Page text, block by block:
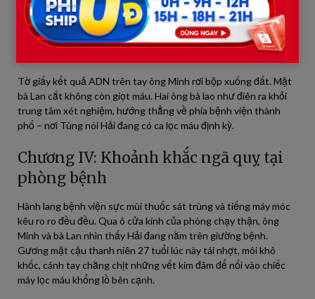
mà cậu ấy để quên ở văn phòng… Hải… Hải bị suy thận mạn giai
đoạn cuối rồi bố mẹ ơi! Cậu ấy chuyển về đây làm việc là để gần
bệnh viện lớn… Cậu ấy đang phải chạy thận nhân tạo mỗi
Tờ giấy kết quả ADN trên tay ông Minh rơi bộp xuống đất. Mặt
bà Lan cắt không còn giọt máu. Hai ông bà lao như điên ra khỏi
trung tâm xét nghiệm, hướng thẳng về phía bệnh viện thành
phố – nơi Tùng nói Hải đang có ca lọc máu định kỳ.
Chương IV: Khoảnh khắc ngã quỵ tại
phòng bệnh
Hành lang bệnh viện sực mùi thuốc sát trùng và tiếng máy móc
kêu ro ro đều đều. Qua ô cửa kính của phòng chạy thận, ông
Minh và bà Lan nhìn thấy Hải đang nằm trên giường bệnh.
Gương mặt cậu thanh niên 27 tuổi lúc này tái nhợt, môi khô
khốc, cánh tay chằng chịt những vết kim đâm để nối vào chiếc
máy lọc máu khổng lồ bên cạnh.